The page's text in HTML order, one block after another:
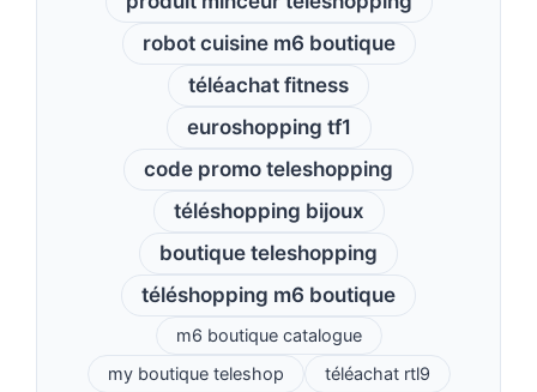
robot cuisine m6 boutique
téléachat fitness
euroshopping tf1
code promo teleshopping
téléshopping bijoux
boutique teleshopping
téléshopping m6 boutique
m6 boutique catalogue
my boutique teleshop
téléachat rtl9